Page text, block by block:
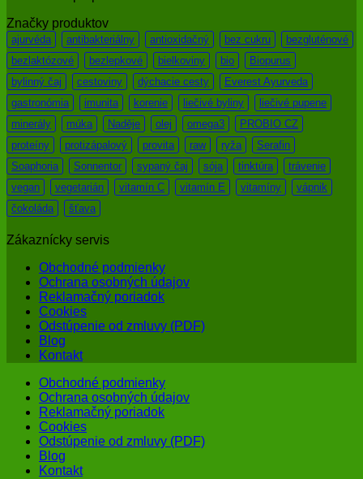
Značky produktov
ajurvéda antibakteriálny antioxidačný bez cukru
bezgluténové
bezlaktózové
bezlepkové bielkoviny bio
Biopurus
bylinný čaj
cestoviny dýchacie cesty
Everest Ayurveda
gastronómia
imunita korenie liečivé byliny
liečivé pupene
minerály
múka Naděje olej omega3
PROBIO CZ
proteíny
protizápalový provita raw ryža
Serafin
Soaphoria
Sonnentor sypaný čaj sója tinktúra
trávenie
vegan
vegetarián vitamín C vitamín E vitamíny
vápnik
čokoláda
šťava
Zákaznícky servis
Obchodné podmienky
Ochrana osobných údajov
Reklamačný poriadok
Cookies
Odstúpenie od zmluvy (PDF)
Blog
Kontakt
Obchodné podmienky
Ochrana osobných údajov
Reklamačný poriadok
Cookies
Odstúpenie od zmluvy (PDF)
Blog
Kontakt